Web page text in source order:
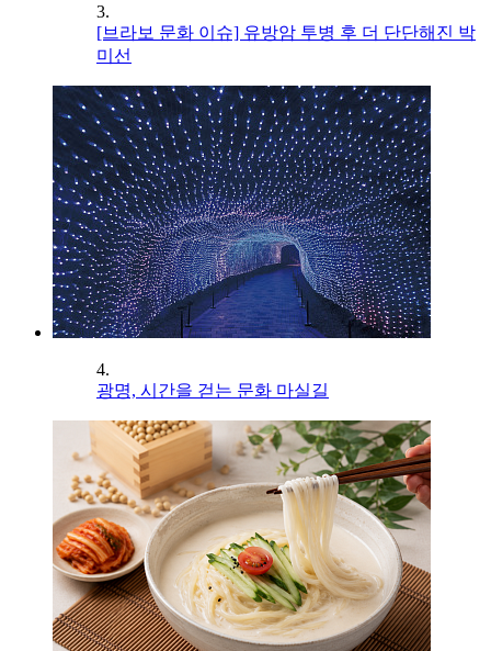
3.
[브라보 문화 이슈] 유방암 투병 후 더 단단해진 박
미선
4.
광명, 시간을 걷는 문화 마실길